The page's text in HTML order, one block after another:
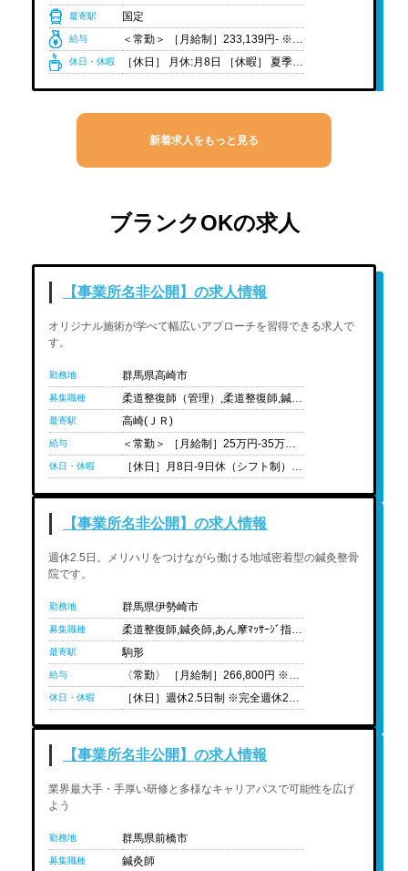
最寄駅 国定
給与 ＜常勤＞ ［月給制］233,139円- ※固定残業代:41,858円(30時間分)を含む ※地域によって地域手当あり(東京・神奈川・大阪) ＜院長ｰ統括院長＞301,860円-452,500円 ＜給与例＞ ・新卒（1年目）：233,139円 ・入社2年目 ：235,608円 ・入社3年目 ：252,100円 ・入社4年目 ：266,600円 ※経験や状況に応じて変動可能性有り
休日・休暇 ［休日］ 月休:月8日 ［休暇］ 夏季休暇、年末年始休暇、有給休暇、育休・産休制度、介護休暇制度 ※有給休暇は法定通り支給 ［年間休日］ 105日程度
ブランクOKの求人
【事業所名非公開】の求人情報
オリジナル施術が学べて幅広いアプローチを習得できる求人で
す。
勤務地 群馬県高崎市
募集職種 柔道整復師（管理）,柔道整復師,鍼灸師
最寄駅 高崎(ＪＲ)
給与 ＜常勤＞ ［月給制］25万円-35万円 ※経験や状況に応じて変動可能性有り ※中途の場合、前職給与や経験を考慮の上給与決定 ＜モデル給与＞ 院長・マネージャークラス：30万円-35万円 主任・副院長クラス：28万円-30万円 一般スタッフ（中途）：25万円-30万円 新卒未経験：23万円- ※上記は目安の金額になります
休日・休暇 ［休日］月8日-9日休（シフト制） ※原則、週休2日になるよう調整 ［休暇］※有給休暇は法定通り支給 ［有休消化率］人材紹介担当者までお問い合わせください。 ［年間休日］108日 ［育休取得実績］あり ［過去の育休取得実績例］人材紹介担当者までお問い合わせください。 ［育休制度補足］人材紹介担当者までお問い合わせください。
【事業所名非公開】の求人情報
週休2.5日。メリハリをつけながら働ける地域密着型の鍼灸整骨
院です。
勤務地 群馬県伊勢崎市
募集職種 柔道整復師,鍼灸師,あん摩ﾏｯｻｰｼﾞ指圧師,国資学生（柔道整復）,国資学生（鍼灸）,国資学生（あん摩ﾏｯｻｰｼﾞ指圧）
最寄駅 駒形
給与 〈常勤〉 ［月給制］266,800円 ※経験や状況に応じて変動可能性有り ［給与内訳］ ・基本給:213,000円 ・固定残業代（37時間分）:53,800円 埼玉・千葉・愛知・静岡 ［月給制］26万円 ※経験や状況に応じて変動可能性有り ［給与内訳］ ・基本給:198,000円 ・固定残業代（44時間分）:62,000円 宮城 ［月給制］245,000円 ※経験や状況に応じて変動可能性有り ［給与内訳］ ・基本給:188,100円 ・固定残業代（41時間分）:56,900円 群馬・沖縄 ［月給制］245,000円 ※経験や状況に応じて変動可能性有り ［給与内訳］ ・基本給:188,100円 ・固定残業代（45時間分）:56,900円 〈非常勤〉 ［時給制］1,200円前後から ※経験や状況に応じて変動可能性有り
休日・休暇 ［休日］週休2.5日制 ※完全週休2日+午後休（13:30もしくは14:00まで勤務） ［休暇］夏季休暇（2日）、年末年始（4日） ※有給休暇は法定通り付与（年5日以上取得奨励） ［※産休育休取得実績］有り（時短勤務2名在籍）
【事業所名非公開】の求人情報
業界最大手・手厚い研修と多様なキャリアパスで可能性を広げ
よう
勤務地 群馬県前橋市
募集職種 鍼灸師